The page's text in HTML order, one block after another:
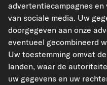
De hier gepresenteerde gegevens,
worden gereproduceerd. Het is ten
database te reproduceren en te
van TecAlliance en/of derden bij
ongeoorloofd gebruik van de
kan leiden tot juridische stappen.
Contract herroepen
advertentiecampagnes
van sociale media. Uw
doorgegeven aan onze
eventueel gecombineerd
Uw toestemming omvat
landen, waar de
uw gegevens en uw